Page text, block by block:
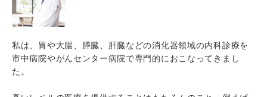
私は、胃や大腸、膵臓、肝臓などの消化器領域の内科診療を
市中病院やがんセンター病院で専門的におこなってきまし
た。